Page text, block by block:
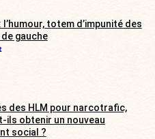
l’humour, totem d’impunité des
gauche
des HLM pour narcotrafic,
ils obtenir un nouveau
social ?